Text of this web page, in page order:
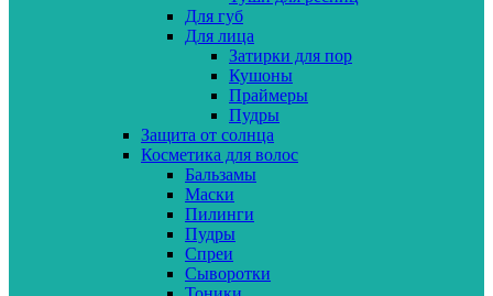
Для губ
Для лица
Затирки для пор
Кушоны
Праймеры
Пудры
Защита от солнца
Косметика для волос
Бальзамы
Маски
Пилинги
Пудры
Спреи
Сыворотки